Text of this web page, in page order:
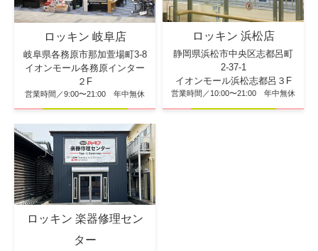
ロッキン 岐阜店
岐阜県各務原市那加萱場町3-8
イオンモール各務原インター
２F
営業時間／9:00〜21:00 年中無休
ロッキン 浜松店
静岡県浜松市中央区志都呂町
2-37-1
イオンモール浜松志都呂３F
営業時間／10:00〜21:00 年中無休
ロッキン 楽器修理セン
ター